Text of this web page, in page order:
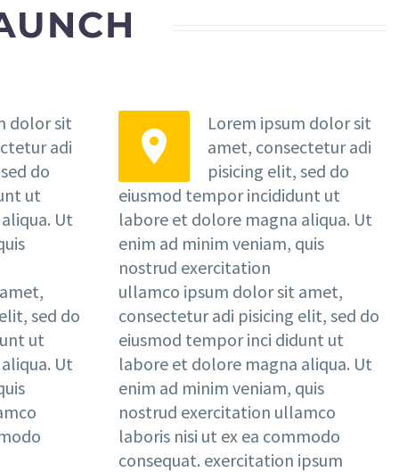
dolor sit
adi
do
ut
Ut
sed do
ut
Ut


Lorem ipsum dolor sit
amet, consectetur adi
pisicing elit, sed do
eiusmod tempor incididunt ut
labore et dolore magna aliqua. Ut
enim ad minim veniam, quis
nostrud exercitation
ullamco ipsum dolor sit amet,
consectetur adi pisicing elit, sed do
eiusmod tempor inci didunt ut
labore et dolore magna aliqua. Ut
enim ad minim veniam, quis
nostrud exercitation ullamco
laboris nisi ut ex ea commodo
consequat. exercitation ipsum